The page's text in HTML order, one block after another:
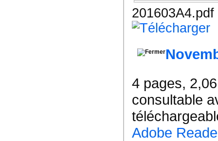
201603A4.pdf
4 pages,
consultable
Adobe